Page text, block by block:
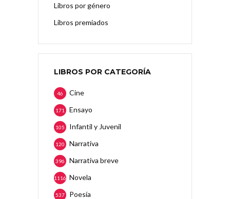
Libros por género
Libros premiados
LIBROS POR CATEGORÍA
Cine
46
Ensayo
171
Infantil y Juvenil
105
Narrativa
120
Narrativa breve
396
Novela
1116
Poesía
537